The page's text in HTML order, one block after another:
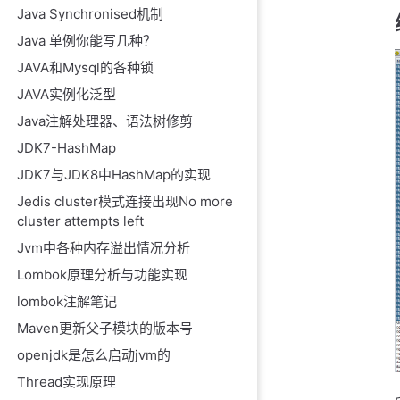
Java Synchronised机制
Java 单例你能写几种？
JAVA和Mysql的各种锁
JAVA实例化泛型
Java注解处理器、语法树修剪
JDK7-HashMap
JDK7与JDK8中HashMap的实现
Jedis cluster模式连接出现No more
cluster attempts left
Jvm中各种内存溢出情况分析
Lombok原理分析与功能实现
lombok注解笔记
Maven更新父子模块的版本号
openjdk是怎么启动jvm的
Thread实现原理